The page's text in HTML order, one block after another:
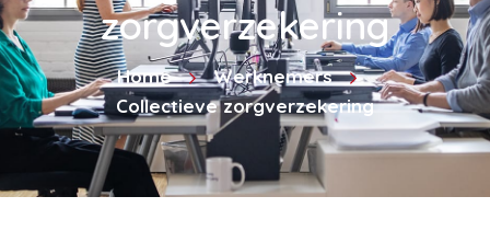
zorgverzekering
Home
Werknemers
Collectieve zorgverzekering